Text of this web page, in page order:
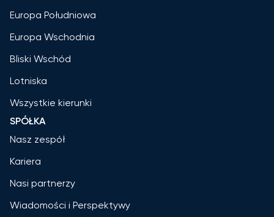
Europa Południowa
Europa Wschodnia
Bliski Wschód
Lotniska
Wszystkie kierunki
SPÓŁKA
Nasz zespół
Kariera
Nasi partnerzy
Wiadomości i Perspektywy